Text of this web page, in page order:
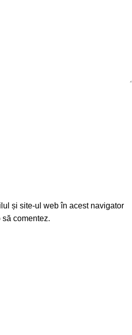
și site-ul web în acest navigator
comentez.